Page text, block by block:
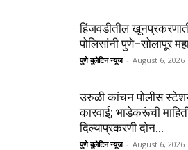
हिंजवडीतील
पोलिसांनी पुणे–सोलापूर
पुणे बुलेटिन न्यूज - August 6, 2026
उरुळी कांचन पोलीस
कारवाई; भाडेकरूंची
दिल्याप्रकरणी दोन...
पुणे बुलेटिन न्यूज - August 6, 2026